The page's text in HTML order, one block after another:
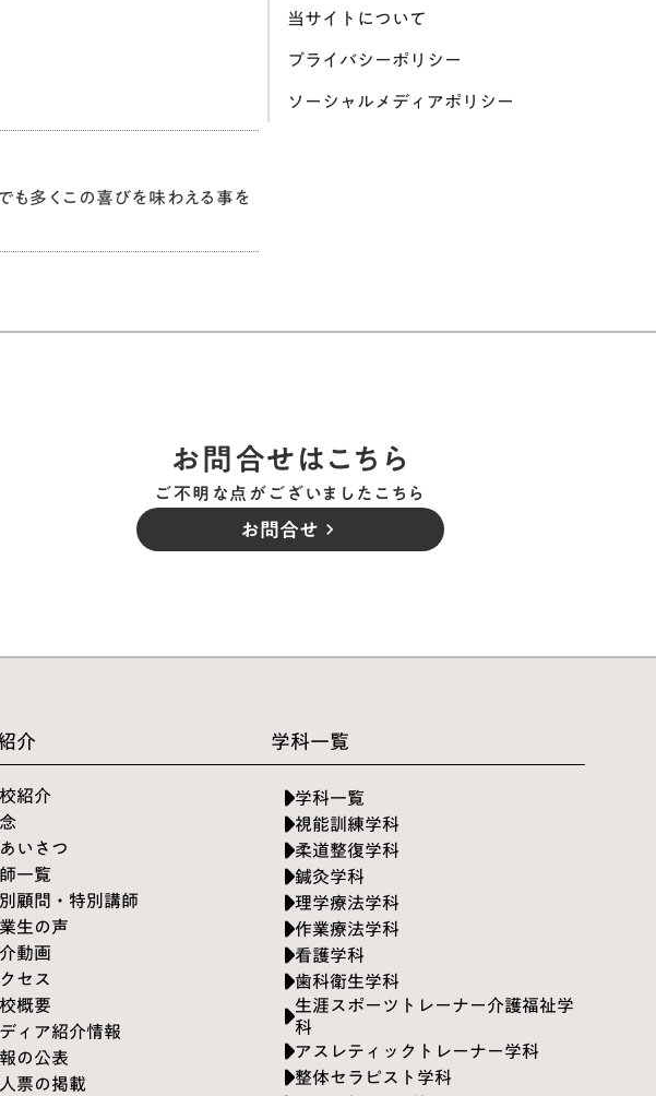
多くこの喜びを味わえる事を
当サイトについて
プライバシーポリシー
ソーシャルメディアポリシー
お問合せはこちら
ご不明な点がございましたこちら
お問合せ keyboard_arrow_right
介
紹介
いさつ
一覧
顧問・特別講師
生の声
動画
セス
概要
ィア紹介情報
の公表
票の掲載
学科一覧
学科一覧
視能訓練学科
柔道整復学科
鍼灸学科
理学療法学科
作業療法学科
看護学科
歯科衛生学科
生涯スポーツトレーナー介護福祉学
科
アスレティックトレーナー学科
整体セラピスト学科